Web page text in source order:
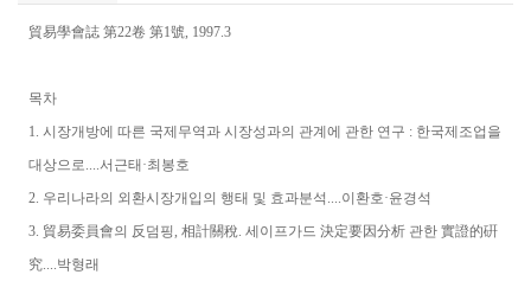
貿易學會誌 第22卷 第1號, 1997.3
목차
1. 시장개방에 따른 국제무역과 시장성과의 관계에 관한 연구 : 한국제조업을
대상으로....서근태·최봉호
2. 우리나라의 외환시장개입의 행태 및 효과분석....이환호·윤경석
3. 貿易委員會의 反덤핑, 相計關稅. 세이프가드 決定要因分析 관한 實證的硏
究....박형래